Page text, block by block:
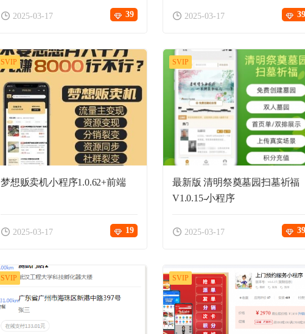
2025-03-17 39 2025-03-17 39
SVIP
梦想贩卖机小程序1.0.62+前端
2025-03-17 19
SVIP
最新版 清明祭奠墓园扫墓祈福
V1.0.15-小程序
2025-03-17 39
SVIP SVIP